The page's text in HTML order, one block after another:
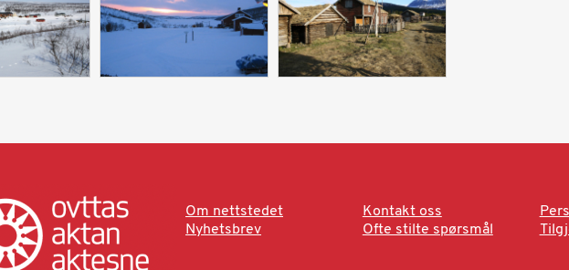
Om nettstedet Kontakt oss
Nyhetsbrev
Ofte stilte spørsmål